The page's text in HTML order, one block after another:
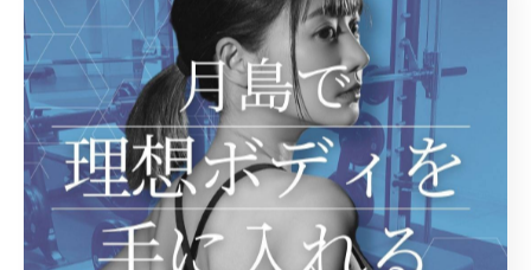
な健康的な体づくりをサポートしています。長期間のト
レーニングを通じて、体力や筋力の向上はもちろんのこ
と、姿勢改善や柔軟性の向上も期待できます。さらに、
習慣化された運動は新陳代謝を促進し、生活習慣病の予
防にも役立ちます。パーソナルジムでの継続的な取り組
みは、健康的なライフスタイルを築くための強力な基盤
となります。トレーニングを通じて得られる自信は、日
常生活にもプラスの影響を及ぼし、人生の質を向上させ